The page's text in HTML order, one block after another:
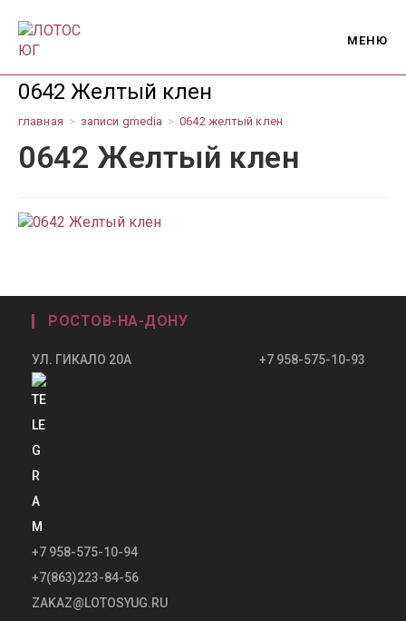
содержимому
МЕНЮ
0642 Желтый клен
главная > записи gmedia > 0642 желтый клен
0642 Желтый клен
РОСТОВ-НА-ДОНУ
УЛ. ГИКАЛО 20А +7 958-575-10-93
+7 958-575-10-94
+7(863)223-84-56
ZAKAZ@LOTOSYUG.RU